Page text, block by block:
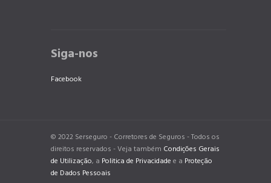
Siga-nos
Facebook
© 2022 Serseguro - Corretores de Seguros - Todos os
direitos reservados - Veja também Condições Gerais
de Utilização, a Politica de Privacidade e a Proteção
de Dados Pessoais